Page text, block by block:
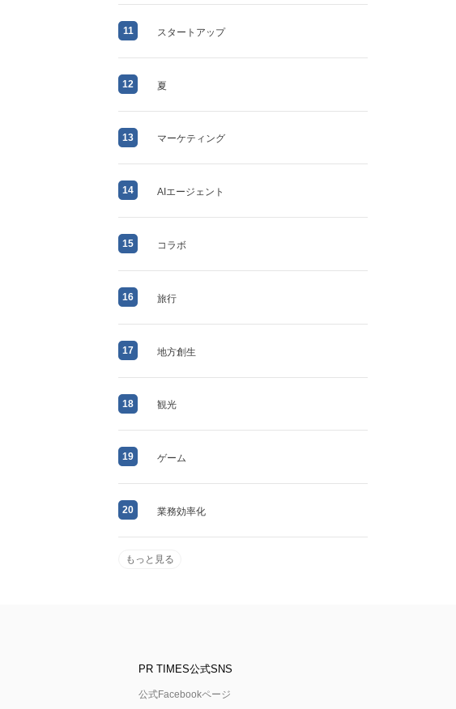
11 スタートアップ
12 夏
13 マーケティング
14 AIエージェント
15 コラボ
16 旅行
17 地方創生
18 観光
19 ゲーム
20 業務効率化
もっと見る
PR TIMES公式SNS
公式Facebookページ